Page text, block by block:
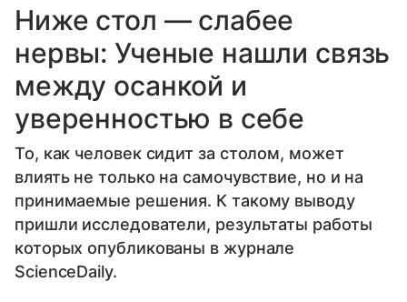
Ниже стол — слабее
нервы: Ученые нашли связь
между осанкой и
уверенностью в себе
То, как человек сидит за столом, может
влиять не только на самочувствие, но и на
принимаемые решения. К такому выводу
пришли исследователи, результаты работы
которых опубликованы в журнале
ScienceDaily.